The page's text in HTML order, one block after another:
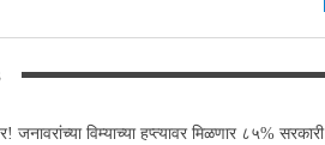
विम्याच्या हप्त्यावर मिळणार ८५% सरकारी